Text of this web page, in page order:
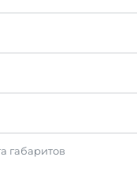
габаритов